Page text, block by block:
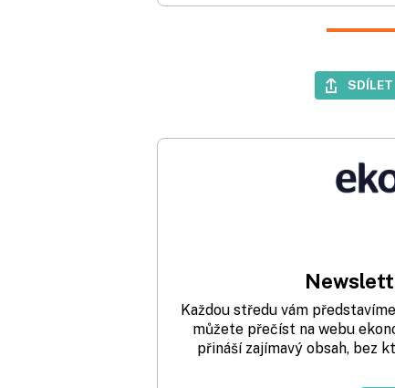
SDÍLET
Každou středu vám
můžete přečíst na webu
přináší zajímavý obsah, bez